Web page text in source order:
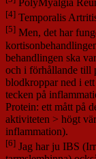
PolyMyalgia
[4] Temporalis
[5] Men, det har
behandlingen ska
och i förhållande till
blodkroppar ned i
tecken på
Protein: ett mått på
aktiviteten > högt
inflammation).
[6] Jag har ju IBS